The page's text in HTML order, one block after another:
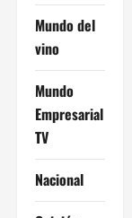
Mundo del
vino
Mundo
Empresarial
TV
Nacional